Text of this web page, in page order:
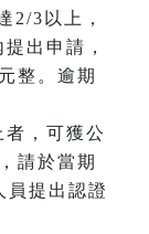
2/3以上，
出申請，
整。逾期
，可獲公
請於當期
員提出認證